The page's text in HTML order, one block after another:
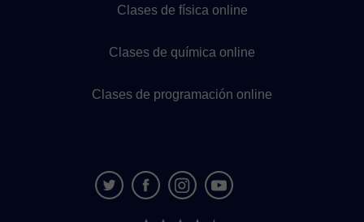
Clases de física online
Clases de química online
Clases de programación online